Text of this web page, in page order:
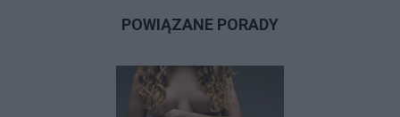
POWIĄZANE PORADY